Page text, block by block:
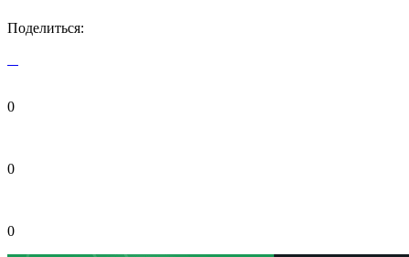
Поделиться:
0
0
0